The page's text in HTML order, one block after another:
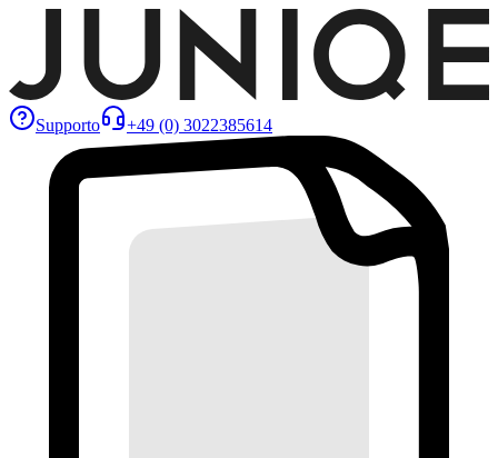
Supporto +49 (0) 3022385614